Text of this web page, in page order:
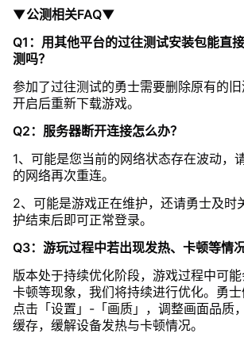
▼公测相关FAQ▼
Q1：用其他平台的过往测试安装包能直
测吗？
参加了过往测试的勇士需要删除原有的
开启后重新下载游戏。
Q2：服务器断开连接怎么办？
1、可能是您当前的网络状态存在波动，
的网络再次重连。
2、可能是游戏正在维护，还请勇士及时
护结束后即可正常登录。
Q3：游玩过程中若出现发热、卡顿等情
版本处于持续优化阶段，游戏过程中可能
卡顿等现象，我们将持续进行优化。勇
点击「设置」-「画质」，调整画面品质
缓存，缓解设备发热与卡顿情况。